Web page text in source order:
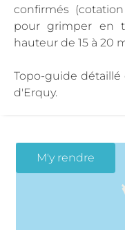
confirmés
pour grimper en
hauteur de 15 à 20
Topo-guide détaillé
d'Erquy.
M'y rendre